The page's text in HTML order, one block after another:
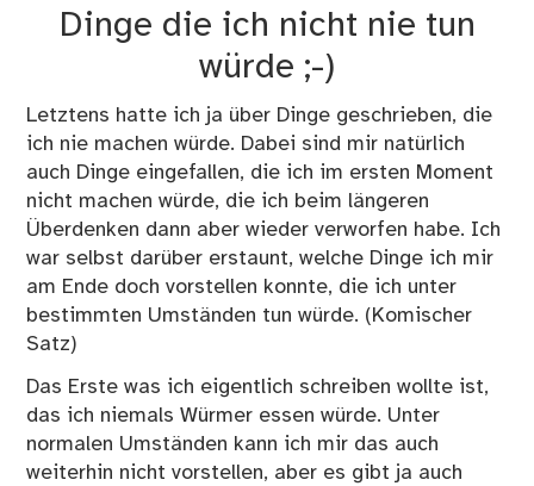
Dinge die ich nicht nie tun
würde ;-)
Letztens hatte ich ja über Dinge geschrieben, die
ich nie machen würde. Dabei sind mir natürlich
auch Dinge eingefallen, die ich im ersten Moment
nicht machen würde, die ich beim längeren
Überdenken dann aber wieder verworfen habe. Ich
war selbst darüber erstaunt, welche Dinge ich mir
am Ende doch vorstellen konnte, die ich unter
bestimmten Umständen tun würde. (Komischer
Satz)
Das Erste was ich eigentlich schreiben wollte ist,
das ich niemals Würmer essen würde. Unter
normalen Umständen kann ich mir das auch
weiterhin nicht vorstellen, aber es gibt ja auch